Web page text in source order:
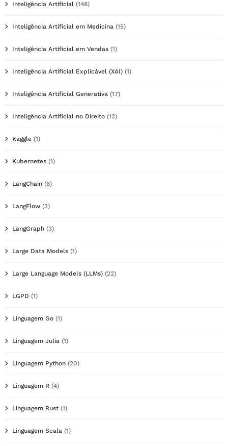
Inteligência Artificial (148)
Inteligência Artificial em Medicina (15)
Inteligência Artificial em Vendas (1)
Inteligência Artificial Explicável (XAI) (1)
Inteligência Artificial Generativa (17)
Inteligência Artificial no Direito (12)
Kaggle (1)
Kubernetes (1)
LangChain (6)
LangFlow (3)
LangGraph (3)
Large Data Models (1)
Large Language Models (LLMs) (22)
LGPD (1)
Linguagem Go (1)
Linguagem Julia (1)
Linguagem Python (20)
Linguagem R (4)
Linguagem Rust (1)
Linguagem Scala (1)